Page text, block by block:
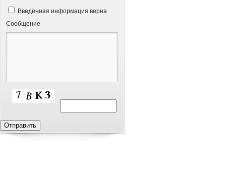
Введённая информация верна
Сообщение